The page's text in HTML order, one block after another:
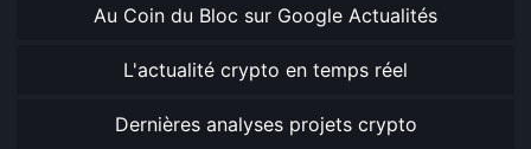
Au Coin du Bloc sur Google Actualités
L'actualité crypto en temps réel
Dernières analyses projets crypto